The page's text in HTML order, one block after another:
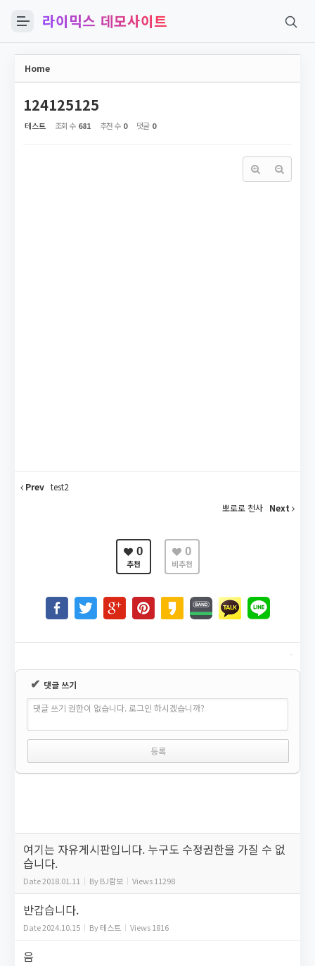
라이믹스 데모사이트
Home
124125125
테스트 조회 수 681 추천 수 0 댓글 0
Prev test2
뽀로로 천사 Next
0
추천
0
비추천
✔ 댓글 쓰기
댓글 쓰기 권한이 없습니다. 로그인 하시겠습니까?
여기는 자유게시판입니다. 누구도 수정권한을 가질 수 없
습니다.
Date2018.01.11 ByBJ람보 Views11298
반갑습니다.
Date2024.10.15 By테스트 Views1816
음
Sketchbook5, 스케치북5